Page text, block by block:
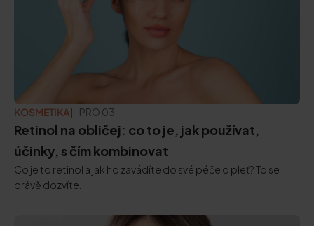
KOSMETIKA PRO 03
Retinol na obličej: co to je, jak používat,
účinky, s čím kombinovat
Co je to retinol a jak ho zavádíte do své péče o pleť? To se
právě dozvíte.